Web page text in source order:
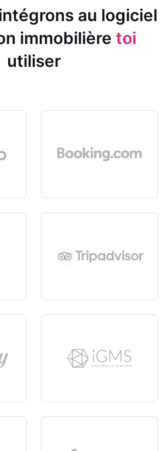
au logiciel
immobilière toi
utiliser